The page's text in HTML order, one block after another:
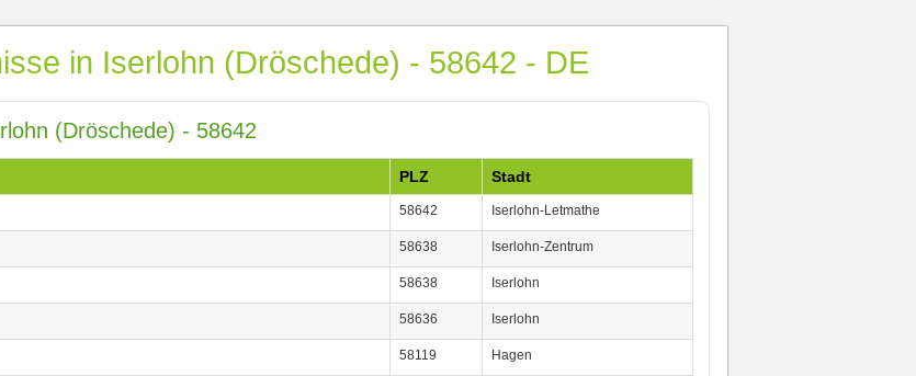
in Iserlohn (Dröschede) - 58642 - DE
(Dröschede) - 58642
PLZ Stadt
58642 Iserlohn-Letmathe
58638 Iserlohn-Zentrum
58638 Iserlohn
58636 Iserlohn
58119 Hagen